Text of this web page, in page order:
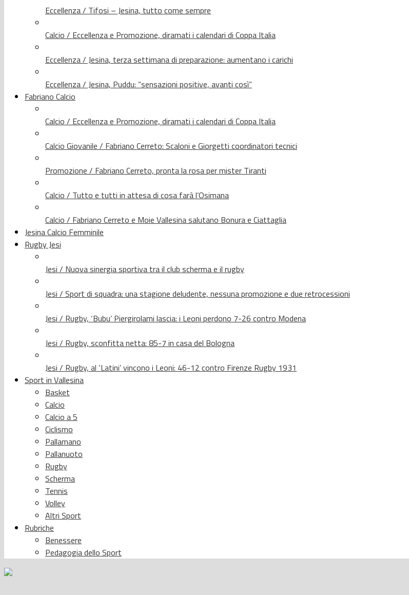
Eccellenza / Tifosi – Jesina, tutto come sempre
Calcio / Eccellenza e Promozione, diramati i calendari di Coppa Italia
Eccellenza / Jesina, terza settimana di preparazione: aumentano i carichi
Eccellenza / Jesina, Puddu: “sensazioni positive, avanti così”
Fabriano Calcio
Calcio / Eccellenza e Promozione, diramati i calendari di Coppa Italia
Calcio Giovanile / Fabriano Cerreto: Scaloni e Giorgetti coordinatori tecnici
Promozione / Fabriano Cerreto, pronta la rosa per mister Tiranti
Calcio / Tutto e tutti in attesa di cosa farà l’Osimana
Calcio / Fabriano Cerreto e Moie Vallesina salutano Bonura e Ciattaglia
Jesina Calcio Femminile
Rugby Jesi
Jesi / Nuova sinergia sportiva tra il club scherma e il rugby
Jesi / Sport di squadra: una stagione deludente, nessuna promozione e due retrocessioni
Jesi / Rugby, ‘Bubu’ Piergirolami lascia: i Leoni perdono 7-26 contro Modena
Jesi / Rugby, sconfitta netta: 85-7 in casa del Bologna
Jesi / Rugby, al ‘Latini’ vincono i Leoni: 46-12 contro Firenze Rugby 1931
Sport in Vallesina
Basket
Calcio
Calcio a 5
Ciclismo
Pallamano
Pallanuoto
Rugby
Scherma
Tennis
Volley
Altri Sport
Rubriche
Benessere
Pedagogia dello Sport